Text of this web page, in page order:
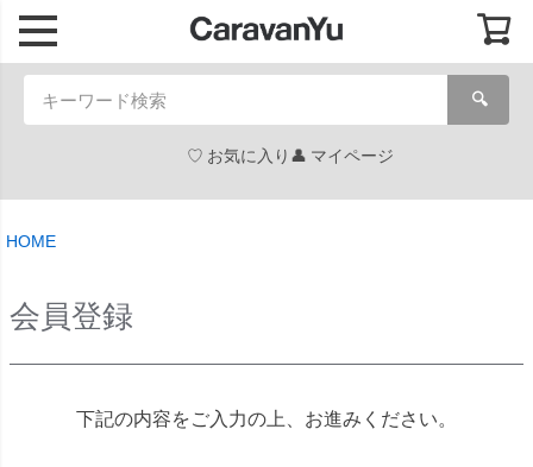
🔍
お気に入り マイページ
HOME
会員登録
下記の内容をご入力の上、お進みください。